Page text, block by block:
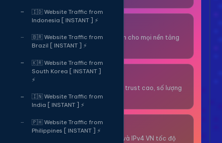
🇮🇩 Website Traffic from
Indonesia [ INSTANT ] ⚡
🇧🇷 Website Traffic from
Brazil [ INSTANT ] ⚡
🇰🇷 Website Traffic from
South Korea [ INSTANT ]
⚡
🇮🇳 Website Traffic from
India [ INSTANT ] ⚡
🇵🇭 Website Traffic from
Philippines [ INSTANT ] ⚡
Thuê OTP SĐT
Nhận code xác minh cho mọi nền tảng
tức thì.
OTP/Mua Gmail
Tài khoản gmail cổ, trust cao, số lượng
lớn.
Thuê Proxy
Proxy dân cư xoay và IPv4 VN tốc độ